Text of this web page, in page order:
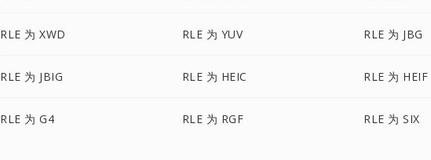
RLE 为 XWD RLE 为 YUV RLE 为 JBG
RLE 为 JBIG RLE 为 HEIC RLE 为 HEIF
RLE 为 G4 RLE 为 RGF RLE 为 SIX